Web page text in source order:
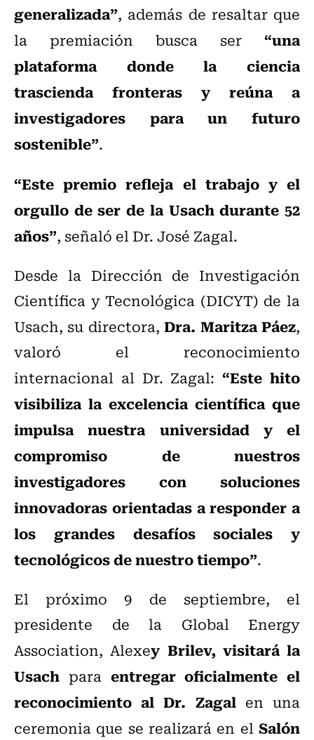
generalizada”, además de resaltar que
la premiación busca ser “una
plataforma donde la ciencia
trascienda fronteras y reúna a
investigadores para un futuro
sostenible”.
“Este premio refleja el trabajo y el
orgullo de ser de la Usach durante 52
años”, señaló el Dr. José Zagal.
Desde la Dirección de Investigación
Científica y Tecnológica (DICYT) de la
Usach, su directora,Dra. Maritza Páez,
valoró el reconocimiento
internacional al Dr. Zagal:“Este hito
visibiliza la excelencia científica que
impulsa nuestra universidad y el
compromiso de nuestros
investigadores con soluciones
innovadoras orientadas a responder a
los grandes desafíos sociales y
tecnológicos de nuestro tiempo”.
El próximo 9 de septiembre, el
presidente de la Global Energy
Association, Alexey Brilev, visitará la
Usach para entregar oficialmente el
reconocimiento al Dr. Zagal en una
ceremonia que se realizará en el Salón